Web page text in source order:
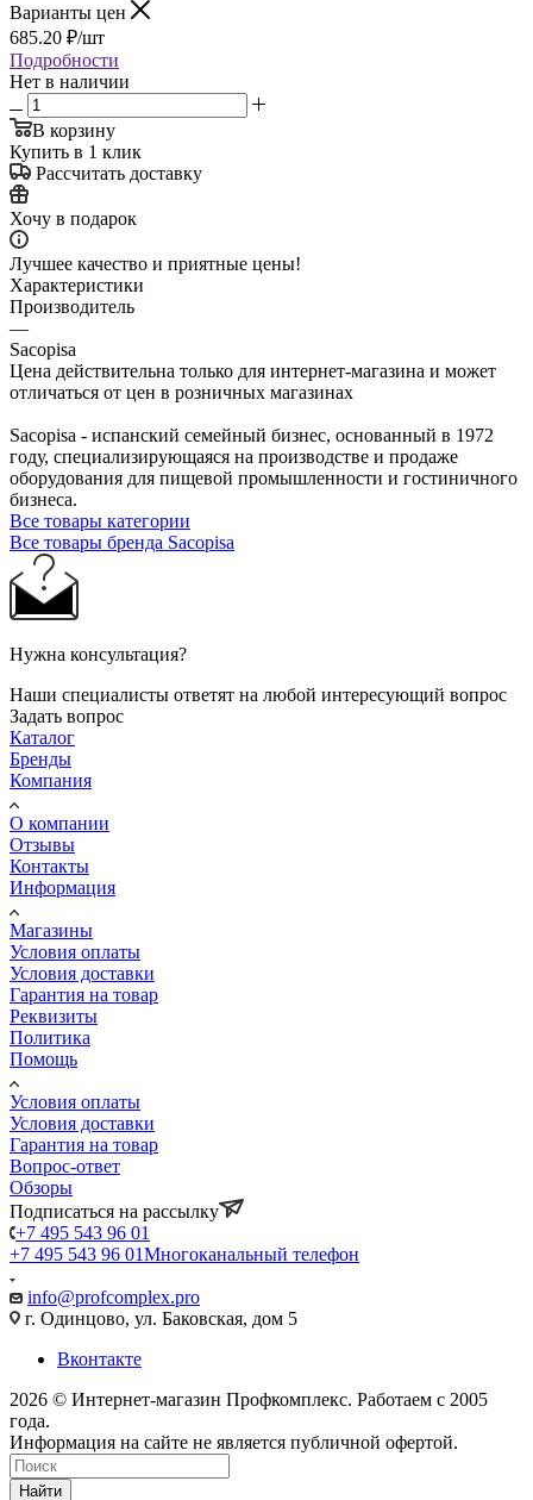
Варианты цен
685.20 ₽/шт
Подробности
Нет в наличии
В корзину
Купить в 1 клик
Рассчитать доставку
Хочу в подарок
Лучшее качество и приятные цены!
Характеристики
Производитель
—
Sacopisa
Цена действительна только для интернет-магазина и может
отличаться от цен в розничных магазинах
Sacopisa - испанский семейный бизнес, основанный в 1972
году, ​​специализирующаяся на производстве и продаже
оборудования для пищевой промышленности и гостиничного
бизнеса.
Все товары категории
Все товары бренда Sacopisa
Нужна консультация?
Наши специалисты ответят на любой интересующий вопрос
Задать вопрос
Каталог
Бренды
Компания
О компании
Отзывы
Контакты
Информация
Магазины
Условия оплаты
Условия доставки
Гарантия на товар
Реквизиты
Политика
Помощь
Условия оплаты
Условия доставки
Гарантия на товар
Вопрос-ответ
Обзоры
Подписаться на рассылку
+7 495 543 96 01
+7 495 543 96 01Многоканальный телефон
info@profcomplex.pro
г. Одинцово, ул. Баковская, дом 5
Вконтакте
2026 © Интернет-магазин Профкомплекс. Работаем с 2005
года.
Информация на сайте не является публичной офертой.
Найти